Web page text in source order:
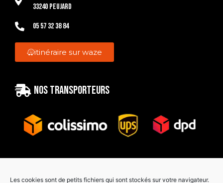
Les cookies sont de petits fichiers qui sont stockés sur votre navigateur.
33240 Peujard
05 57 32 38 84
itinéraire sur waze
Nos transporteurs
Paiement sécurisé